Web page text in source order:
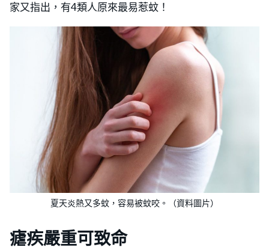
家又指出，有4類人原來最易惹蚊！
夏天炎熱又多蚊，容易被蚊咬。（資料圖片）
瘧疾嚴重可致命